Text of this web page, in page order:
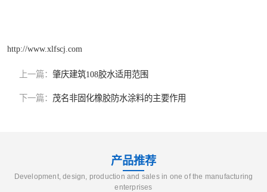
http://www.xlfscj.com
上一篇： 肇庆建筑108胶水适用范围
下一篇： 茂名非固化橡胶防水涂料的主要作用
产品推荐
Development, design, production and sales in one of the manufacturing
enterprises